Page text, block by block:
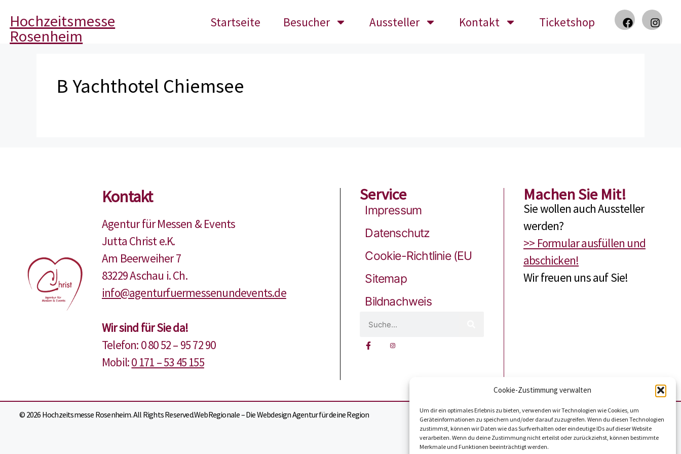
Cookie-Zustimmung verwalten
Um dir ein optimales Erlebnis zu bieten, verwenden wir Technologien wie Cookies, um
Geräteinformationen zu speichern und/oder darauf zuzugreifen. Wenn du diesen Technologien
zustimmst, können wir Daten wie das Surfverhalten oder eindeutige IDs auf dieser Website
verarbeiten. Wenn du deine Zustimmung nicht erteilst oder zurückziehst, können bestimmte
Merkmale und Funktionen beeinträchtigt werden.
Hochzeitsmesse
Rosenheim
Startseite Besucher Aussteller Kontakt Ticketshop
B Yachthotel Chiemsee
Kontakt
Agentur für Messen & Events
Jutta Christ e.K.
Am Beerweiher 7
83229 Aschau i. Ch.
info@agenturfuermessenundevents.de
Wir sind für Sie da!
Telefon: 0 80 52 – 95 72 90
Mobil:0 171 – 53 45 155
Service
Impressum
Datenschutz
Cookie-Richtlinie (EU
Sitemap
Bildnachweis
Machen Sie Mit!
Sie wollen auch Aussteller
werden?
>> Formular ausfüllen und
abschicken!
Wir freuen uns auf Sie!
© 2026 Hochzeitsmesse Rosenheim. All Rights Reserved.WebRegionale – Die Webdesign Agentur für deine Region